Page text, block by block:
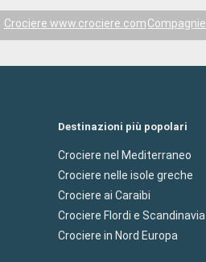
Crociere www.crociere.comCompagnie
Destinazioni più popolari
Crociere nel Mediterraneo
Crociere nelle isole greche
Crociere ai Caraibi
Crociere Flordi e Scandinavia
Crociere in Nord Europa